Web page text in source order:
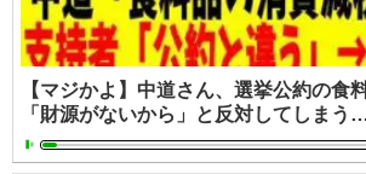
【マジかよ】中道さん、選挙公約の食
「財源がないから」と反対してしまう